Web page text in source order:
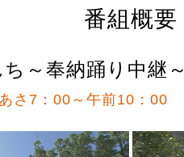
番組概要
～奉納踊り中継～
さ7：00～午前10：00